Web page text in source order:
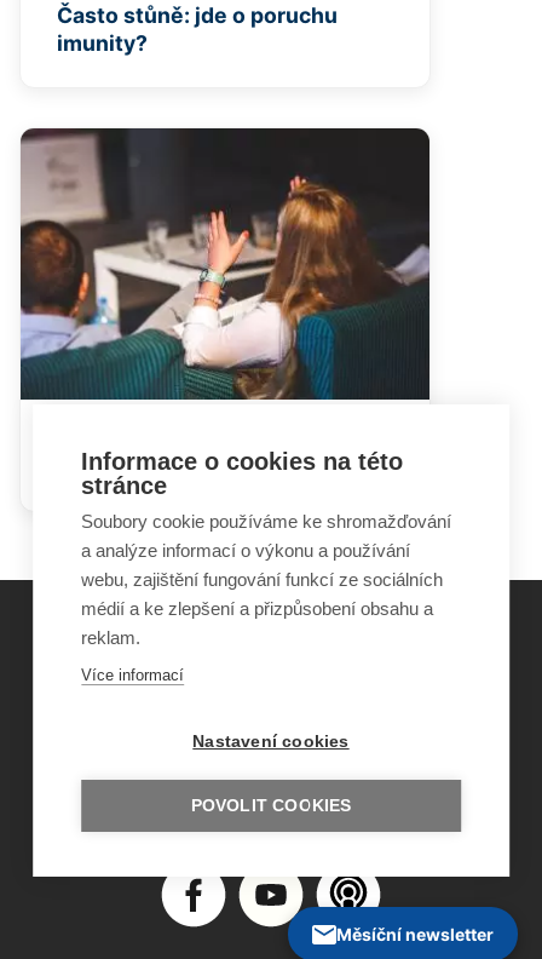
Často stůně: jde o poruchu
imunity?
ublížit i prospět
©Obecně prospěšná společnost Sirius
ISSN 1805-8876
nazory@sancedetem.cz
Odběr novinek e-mailem
Měsíční newsletter
Informace o cookies na této
stránce
Soubory cookie používáme ke shromažďování
a analýze informací o výkonu a používání
webu, zajištění fungování funkcí ze sociálních
médií a ke zlepšení a přizpůsobení obsahu a
reklam.
Více informací
Nastavení cookies
POVOLIT COOKIES